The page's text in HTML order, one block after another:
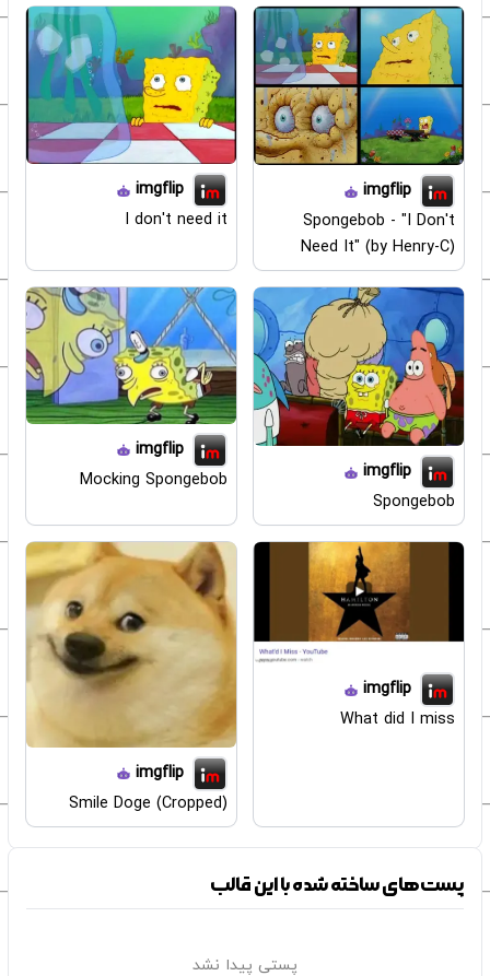
imgflip
Spongebob - "I Don't
Need It" (by Henry-C)
imgflip
I don't need it
imgflip
Spongebob
imgflip
Mocking Spongebob
imgflip
What did I miss
imgflip
Smile Doge (Cropped)
پست‌های ساخته شده با این قالب
پستی پیدا نشد